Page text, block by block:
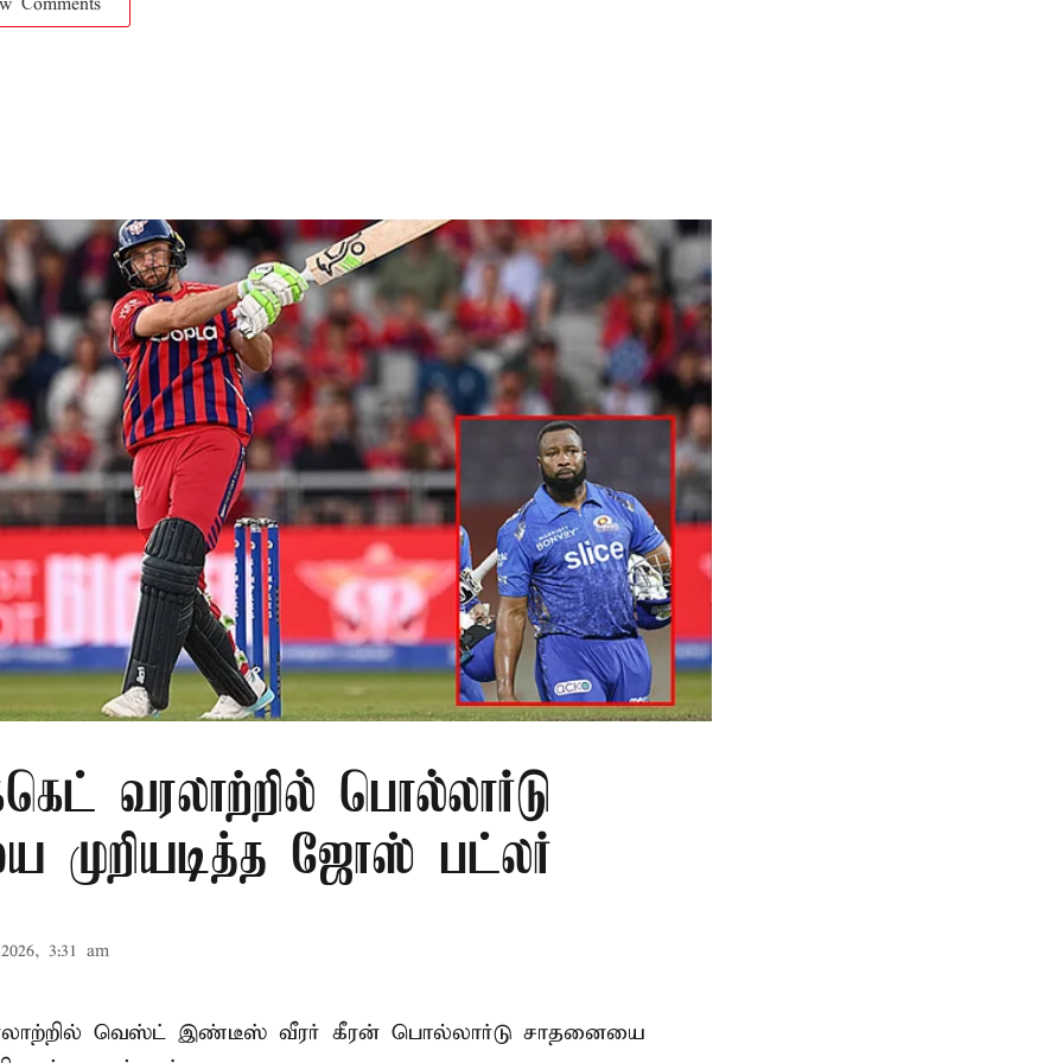
Comments
வரலாற்றில் பொல்லார்டு
முறியடித்த ஜோஸ் பட்லர்
3:31 am
வரலாற்றில் வெஸ்ட் இண்டீஸ் வீரர் கீரன் பொல்லார்டு சாதனையை